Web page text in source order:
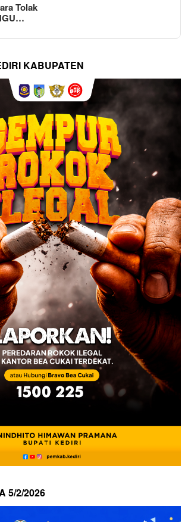
Tolak
KABUPATEN
5/2/2026